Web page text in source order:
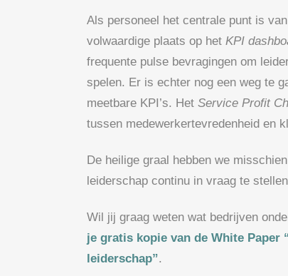
Als personeel het centrale punt is
volwaardige plaats op het KPI
frequente pulse bevragingen om
spelen. Er is echter nog een weg te
meetbare KPI’s. Het Service Profit
tussen medewerkertevredenheid en
De heilige graal hebben we
leiderschap continu in vraag te
Wil jij graag weten wat bedrijven
je gratis kopie van de White Paper
leiderschap”.